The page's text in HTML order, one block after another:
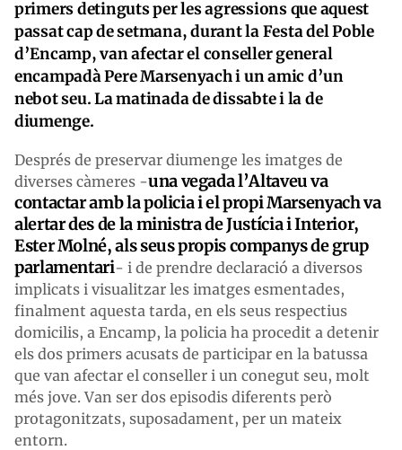
primers detinguts per les agressions que aquest
passat cap de setmana, durant la Festa del Poble
d’Encamp, van afectar el conseller general
encampadà Pere Marsenyach i un amic d’un
nebot seu. La matinada de dissabte i la de
diumenge.
Després de preservar diumenge les imatges de
diverses càmeres -una vegada l’Altaveu va
contactar amb la policia i el propi Marsenyach va
alertar des de la ministra de Justícia i Interior,
Ester Molné, als seus propis companys de grup
parlamentari- i de prendre declaració a diversos
implicats i visualitzar les imatges esmentades,
finalment aquesta tarda, en els seus respectius
domicilis, a Encamp, la policia ha procedit a detenir
els dos primers acusats de participar en la batussa
que van afectar el conseller i un conegut seu, molt
més jove. Van ser dos episodis diferents però
protagonitzats, suposadament, per un mateix
entorn.